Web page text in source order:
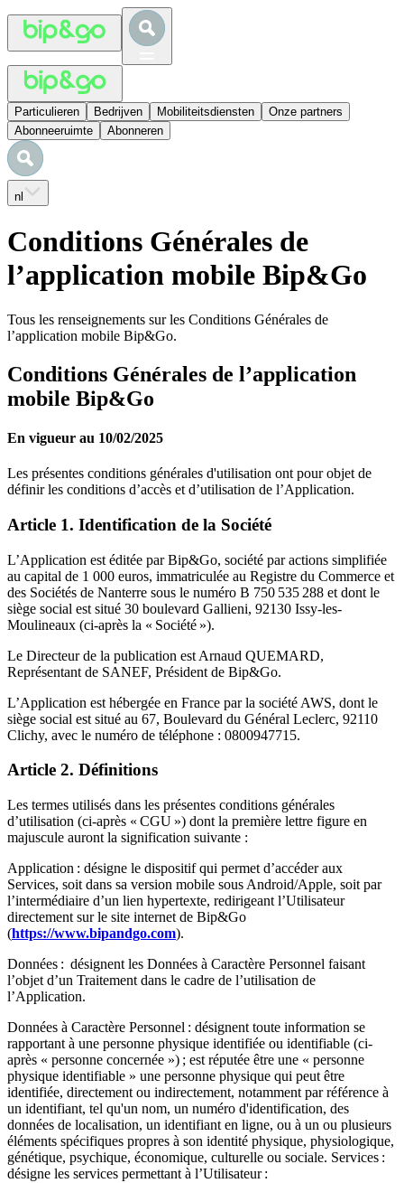
Particulieren Bedrijven Mobiliteitsdiensten
Onze partners
Abonneeruimte
Abonneren
nl
Conditions Générales de
l’application mobile Bip&Go
Tous les renseignements sur les Conditions Générales de
l’application mobile Bip&Go.
Conditions Générales de l’application
mobile Bip&Go
En vigueur au 10/02/2025
Les présentes conditions générales d'utilisation ont pour objet de
définir les conditions d’accès et d’utilisation de l’Application.
Article 1. Identification de la Société
L’Application est éditée par Bip&Go, société par actions simplifiée
au capital de 1 000 euros, immatriculée au Registre du Commerce et
des Sociétés de Nanterre sous le numéro B 750 535 288 et dont le
siège social est situé 30 boulevard Gallieni, 92130 Issy-les-
Moulineaux (ci-après la « Société »).
Le Directeur de la publication est Arnaud QUEMARD,
Représentant de SANEF, Président de Bip&Go.
L’Application est hébergée en France par la société AWS, dont le
siège social est situé au 67, Boulevard du Général Leclerc, 92110
Clichy, avec le numéro de téléphone : 0800947715.
Article 2. Définitions
Les termes utilisés dans les présentes conditions générales
d’utilisation (ci-après « CGU ») dont la première lettre figure en
majuscule auront la signification suivante :
Application : désigne le dispositif qui permet d’accéder aux
Services, soit dans sa version mobile sous Android/Apple, soit par
l’intermédiaire d’un lien hypertexte, redirigeant l’Utilisateur
directement sur le site internet de Bip&Go
(https://www.bipandgo.com).
Données : désignent les Données à Caractère Personnel faisant
l’objet d’un Traitement dans le cadre de l’utilisation de
l’Application.
Données à Caractère Personnel : désignent toute information se
rapportant à une personne physique identifiée ou identifiable (ci-
après « personne concernée ») ; est réputée être une « personne
physique identifiable » une personne physique qui peut être
identifiée, directement ou indirectement, notamment par référence à
un identifiant, tel qu'un nom, un numéro d'identification, des
données de localisation, un identifiant en ligne, ou à un ou plusieurs
éléments spécifiques propres à son identité physique, physiologique,
génétique, psychique, économique, culturelle ou sociale. Services :
désigne les services permettant à l’Utilisateur :